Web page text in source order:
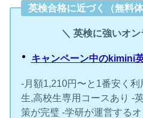
英検合格に近づく（無料体
＼ 英検に強いオ
キャンペーン中のkimini
-月額1,210円〜と1番安く
生,高校生専用コースあり -
策が完璧 -学研が運営する